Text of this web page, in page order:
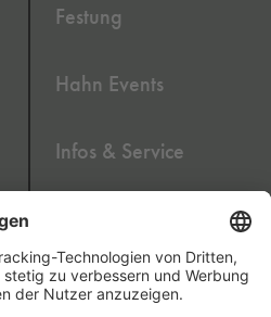
Festung
Hahn Events
Infos & Service